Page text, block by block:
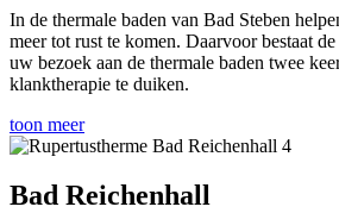
In de thermale baden van Bad Steben
meer tot rust te komen. Daarvoor bestaat
uw bezoek aan de thermale baden twee
klanktherapie te duiken.
toon meer
Bad Reichenhall